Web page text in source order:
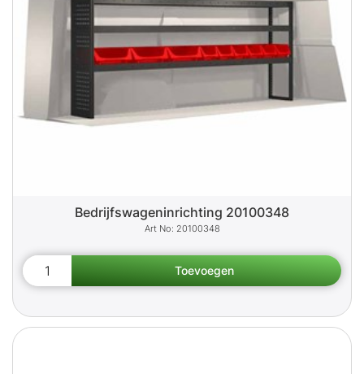
Bedrijfswageninrichting 20100348
20100348